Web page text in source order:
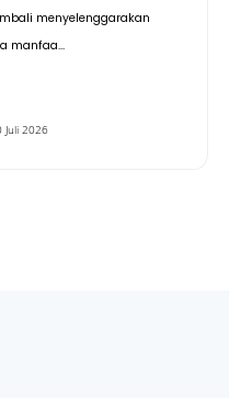
menyelenggarakan
manfaa...
Juli 2026